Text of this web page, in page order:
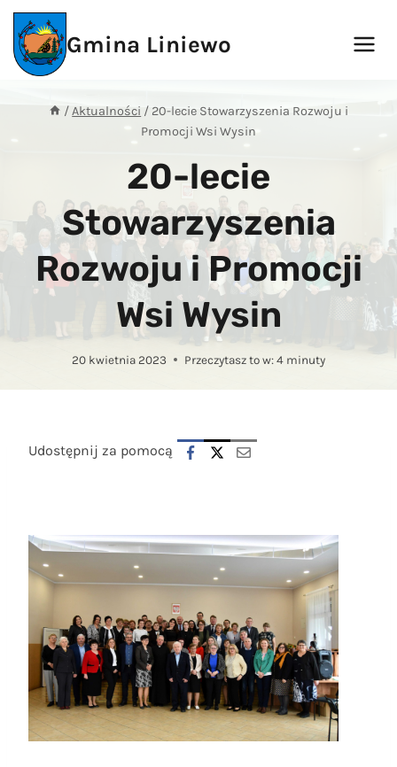
Przejdź
treści
Gmina Liniewo
/Aktualności / 20-lecie Stowarzyszenia Rozwoju i
Promocji Wsi Wysin
20-lecie
Stowarzyszenia
Rozwoju i Promocji
Wsi Wysin
20 kwietnia 2023 Przeczytasz to w: 4 minuty
Udostępnij za pomocą